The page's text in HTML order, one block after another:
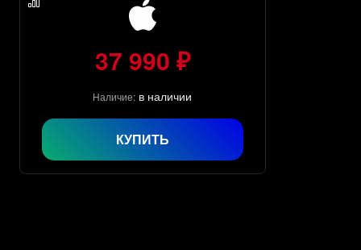
37 990 ₽
Наличие: в наличии
КУПИТЬ